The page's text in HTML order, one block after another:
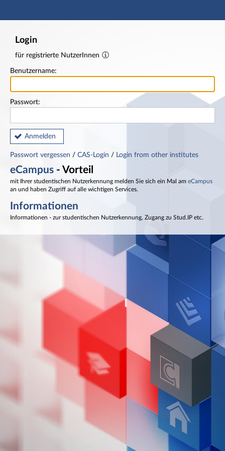
Hauptnavigation
Login
für registrierte NutzerInnen
Benutzername:
Passwort:
Anmelden
Passwort vergessen / CAS-Login / Login from other institutes
eCampus - Vorteil
mit Ihrer studentischen Nutzerkennung melden Sie sich ein Mal am eCampus
an und haben Zugriff auf alle wichtigen Services.
Informationen
Informationen - zur studentischen Nutzerkennung, Zugang zu Stud.IP etc.